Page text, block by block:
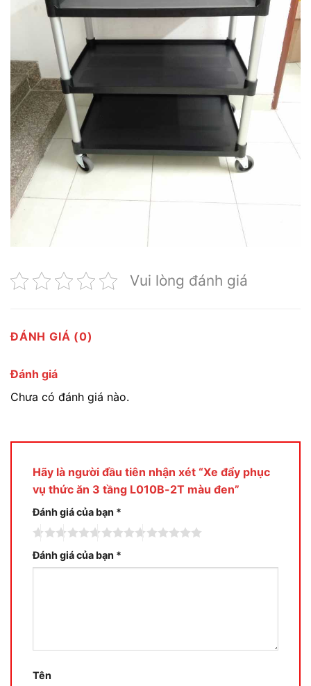
Vui lòng đánh giá
ĐÁNH GIÁ (0)
Đánh giá
Chưa có đánh giá nào.
Hãy là người đầu tiên nhận xét “Xe đẩy phục
vụ thức ăn 3 tầng L010B-2T màu đen”
Đánh giá của bạn *
Đánh giá của bạn *
Tên